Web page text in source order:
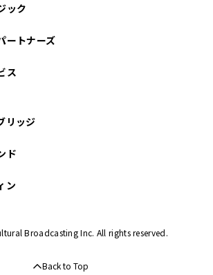
ック
ートナーズ
ス
リッジ
ド
ン
Broadcasting Inc. All rights reserved.
Back to Top